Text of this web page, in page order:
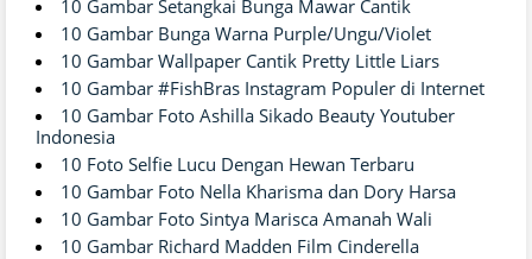
10 Gambar Setangkai Bunga Mawar Cantik
10 Gambar Bunga Warna Purple/Ungu/Violet
10 Gambar Wallpaper Cantik Pretty Little Liars
10 Gambar #FishBras Instagram Populer di Internet
10 Gambar Foto Ashilla Sikado Beauty Youtuber
Indonesia
10 Foto Selfie Lucu Dengan Hewan Terbaru
10 Gambar Foto Nella Kharisma dan Dory Harsa
10 Gambar Foto Sintya Marisca Amanah Wali
10 Gambar Richard Madden Film Cinderella